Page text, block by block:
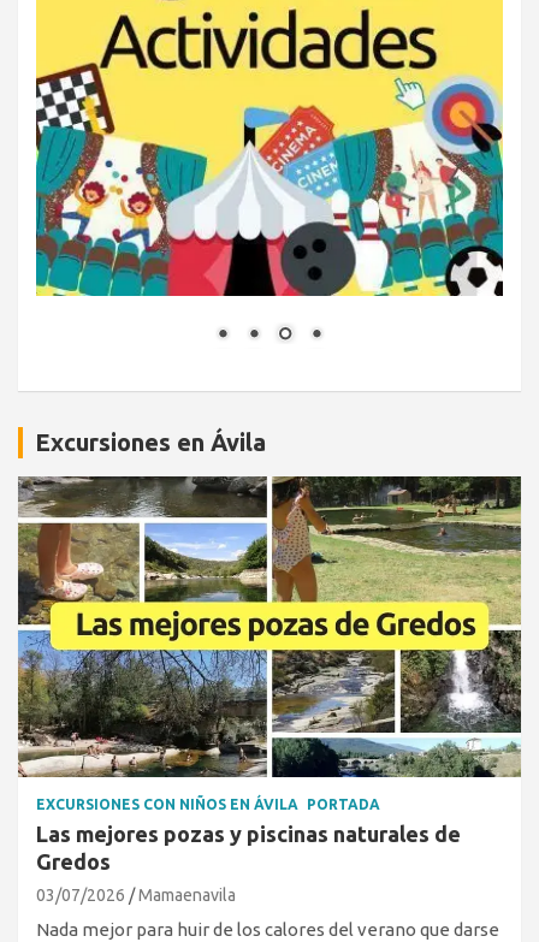
Excursiones en Ávila
EXCURSIONES CON NIÑOS EN ÁVILA PORTADA
Las mejores pozas y piscinas naturales de
Gredos
03/07/2026 Mamaenavila
Nada mejor para huir de los calores del verano que darse